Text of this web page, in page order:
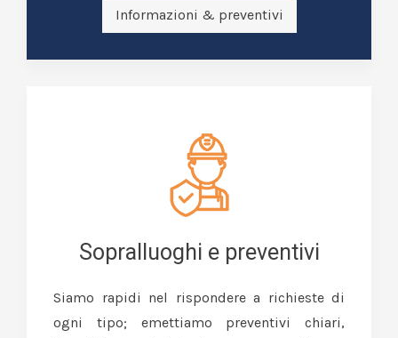
Informazioni & preventivi
Sopralluoghi e preventivi
Siamo rapidi nel rispondere a richieste di
ogni tipo; emettiamo preventivi chiari,